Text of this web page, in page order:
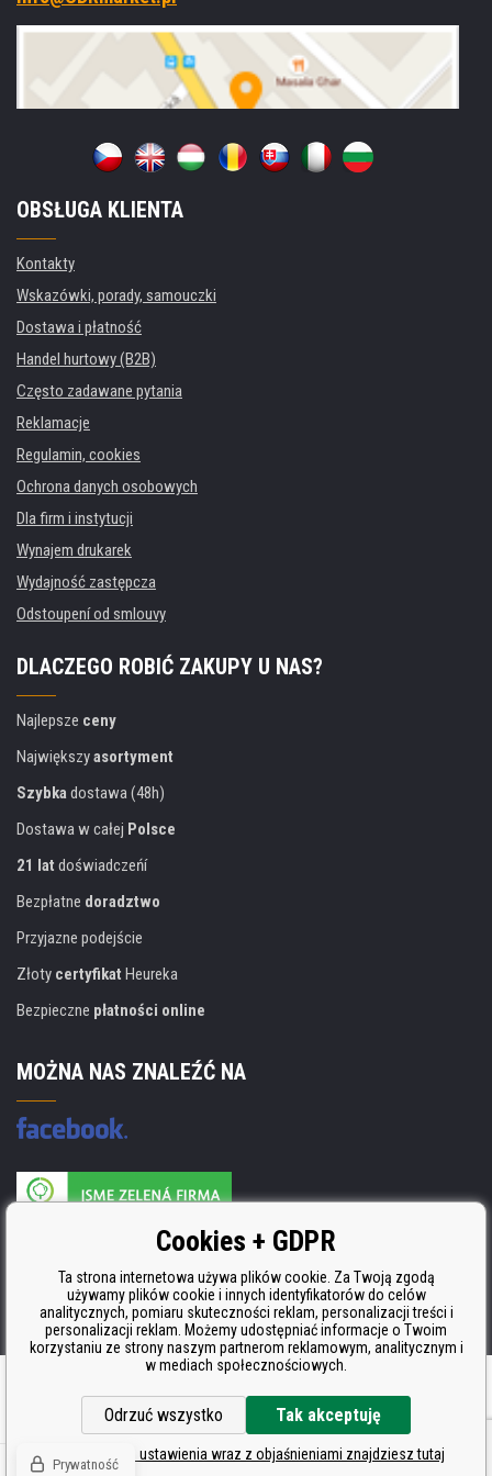
OBSŁUGA KLIENTA
Kontakty
Wskazówki, porady, samouczki
Dostawa i płatność
Handel hurtowy (B2B)
Często zadawane pytania
Reklamacje
Regulamin, cookies
Ochrona danych osobowych
Dla firm i instytucji
Wynajem drukarek
Wydajność zastępcza
Odstoupení od smlouvy
DLACZEGO ROBIĆ ZAKUPY U NAS?
Najlepsze ceny
Największyasortyment
Szybkadostawa (48h)
Dostawa w całej Polsce
21 lat doświadczeńí
Bezpłatne doradztwo
Przyjazne podejście
Złoty certyfikat Heureka
Bezpieczne płatności online
MOŻNA NAS ZNALEŹĆ NA
Producent wkładów posiada certyfikat
ISO 9001, ISO 14001 i STMC.
Oprogramowanie e-commerceBINARGON.cz
Cookies + GDPR
Ta strona internetowa używa plików cookie. Za Twoją zgodą
używamy plików cookie i innych identyfikatorów do celów
analitycznych, pomiaru skuteczności reklam, personalizacji treści i
personalizacji reklam. Możemy udostępniać informacje o Twoim
korzystaniu ze strony naszym partnerom reklamowym, analitycznym i
w mediach społecznościowych.
Odrzuć wszystko Tak akceptuję
Szczegółowe ustawienia wraz z objaśnieniami znajdziesz tutaj
Prywatność